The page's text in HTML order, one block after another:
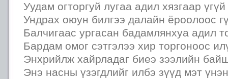
Уудам огторгуй лугаа адил хязгаар
Ундрах оюун билгээ далайн ёроолоос
Балчигаас ургасан бадамлянхуа адил
Бардам омог сэтгэлээ хир торгоноос
Энхрийлж хайрладаг биеэ зээлийн
Энэ насны үзэгдлийг илбэ зүүд мэт